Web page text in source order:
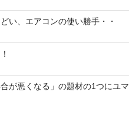
い、エアコンの使い勝手・・
が悪くなる」の題材の1つにユマ